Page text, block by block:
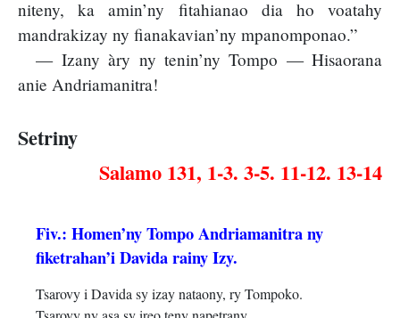
niteny, ka amin’ny fitahianao dia ho voatahy
mandrakizay ny fianakavian’ny mpanomponao.”
— Izany àry ny tenin’ny Tompo — Hisaorana
anie Andriamanitra!
Setriny
Salamo 131, 1-3. 3-5. 11-12. 13-14
Fiv.: Homen’ny Tompo Andriamanitra ny
fiketrahan’i Davida rainy Izy.
Tsarovy i Davida sy izay nataony, ry Tompoko.